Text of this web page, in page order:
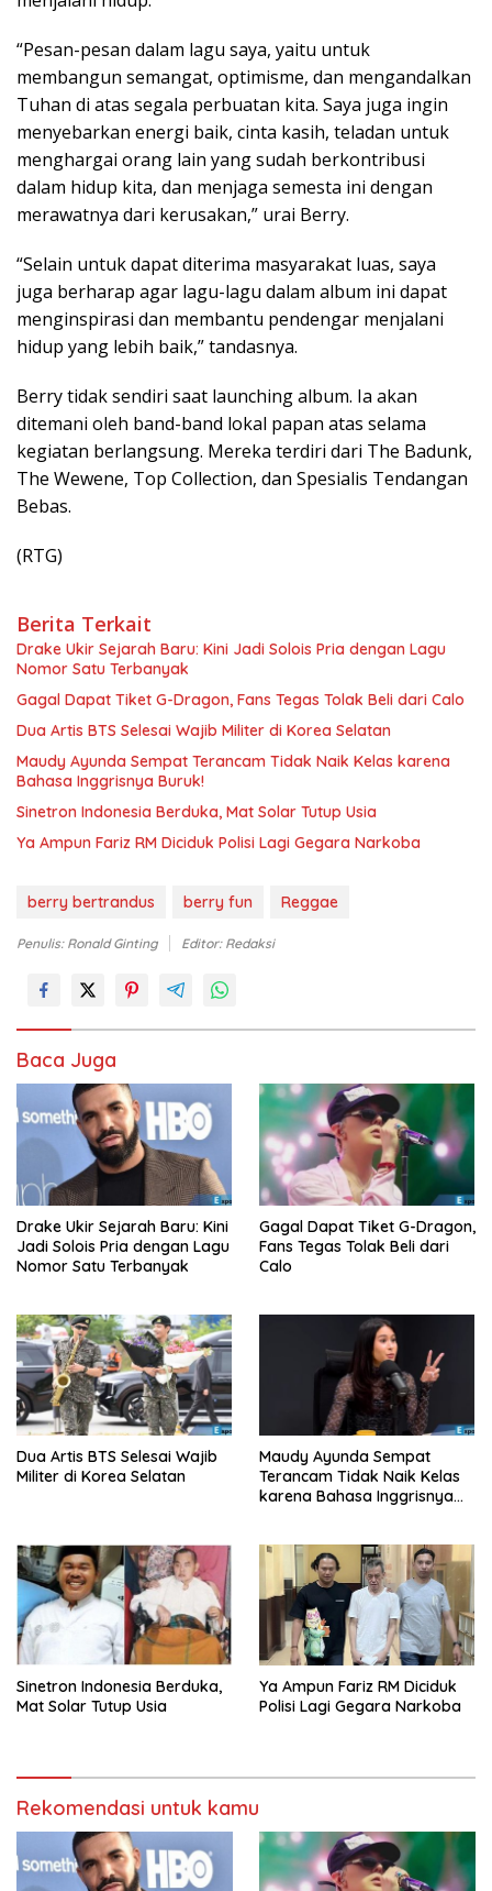
“Pesan-pesan dalam lagu saya, yaitu untuk
membangun semangat, optimisme, dan mengandalkan
Tuhan di atas segala perbuatan kita. Saya juga ingin
menyebarkan energi baik, cinta kasih, teladan untuk
menghargai orang lain yang sudah berkontribusi
dalam hidup kita, dan menjaga semesta ini dengan
merawatnya dari kerusakan,” urai Berry.
“Selain untuk dapat diterima masyarakat luas, saya
juga berharap agar lagu-lagu dalam album ini dapat
menginspirasi dan membantu pendengar menjalani
hidup yang lebih baik,” tandasnya.
Berry tidak sendiri saat launching album. Ia akan
ditemani oleh band-band lokal papan atas selama
kegiatan berlangsung. Mereka terdiri dari The Badunk,
The Wewene, Top Collection, dan Spesialis Tendangan
Bebas.
(RTG)
Berita Terkait
Drake Ukir Sejarah Baru: Kini Jadi Solois Pria dengan Lagu
Nomor Satu Terbanyak
Gagal Dapat Tiket G-Dragon, Fans Tegas Tolak Beli dari Calo
Dua Artis BTS Selesai Wajib Militer di Korea Selatan
Maudy Ayunda Sempat Terancam Tidak Naik Kelas karena
Bahasa Inggrisnya Buruk!
Sinetron Indonesia Berduka, Mat Solar Tutup Usia
Ya Ampun Fariz RM Diciduk Polisi Lagi Gegara Narkoba
berry bertrandus berry fun Reggae
Penulis: Ronald Ginting Editor: Redaksi
Baca Juga
Drake Ukir Sejarah Baru: Kini
Jadi Solois Pria dengan Lagu
Nomor Satu Terbanyak
Gagal Dapat Tiket G-Dragon,
Fans Tegas Tolak Beli dari
Calo
Dua Artis BTS Selesai Wajib
Militer di Korea Selatan
Maudy Ayunda Sempat
Terancam Tidak Naik Kelas
karena Bahasa Inggrisnya
Sinetron Indonesia Berduka,
Mat Solar Tutup Usia
Ya Ampun Fariz RM Diciduk
Polisi Lagi Gegara Narkoba
Rekomendasi untuk kamu